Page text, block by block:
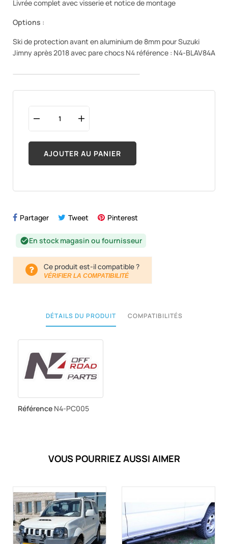
Livrée complet avec visserie et notice de montage
Options :
Ski de protection avant en aluminium de 8mm pour Suzuki
Jimny après 2018 avec pare chocs N4 référence : N4-BLAV84A
AJOUTER AU PANIER
Partager Tweet Pinterest
check_circleEn stock magasin ou fournisseur
Ce produit est-il compatible ?
VÉRIFIER LA COMPATIBILITÉ
DÉTAILS DU PRODUIT COMPATIBILITÉS
Référence N4-PC005
VOUS POURRIEZ AUSSI AIMER